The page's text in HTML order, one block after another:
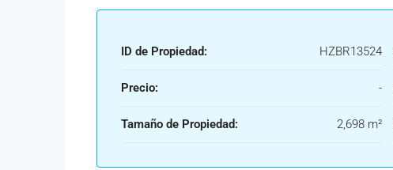
ID de Propiedad: HZBR13524
Precio: -
Tamaño de Propiedad: 2,698 m²